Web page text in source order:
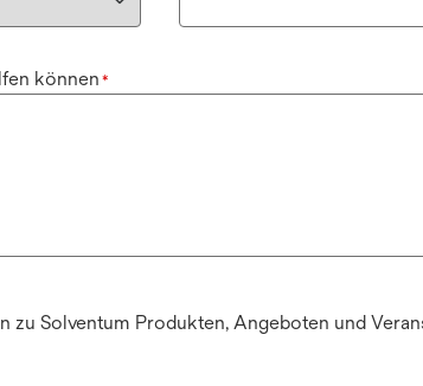
können *
Solventum Produkten, Angeboten und